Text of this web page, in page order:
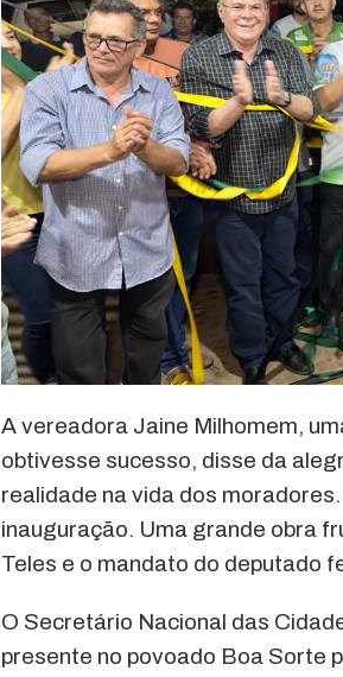
A vereadora Jaine Milhomem,
obtivesse sucesso, disse da
realidade na vida dos
inauguração. Uma grande obra
Teles e o mandato do deputado
O Secretário Nacional das
presente no povoado Boa Sorte